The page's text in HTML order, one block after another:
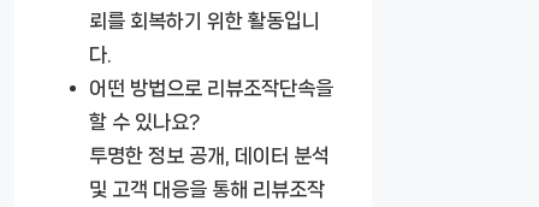
뢰를 회복하기 위한 활동입니
다.
어떤 방법으로 리뷰조작단속을
할 수 있나요?
투명한 정보 공개, 데이터 분석
및 고객 대응을 통해 리뷰조작